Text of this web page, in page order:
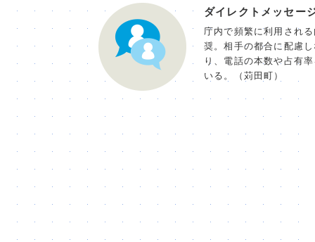
ダイレクトメッセー
庁内で頻繁に利用され
奨。相手の都合に配慮
り、電話の本数や占有
いる。（苅田町）